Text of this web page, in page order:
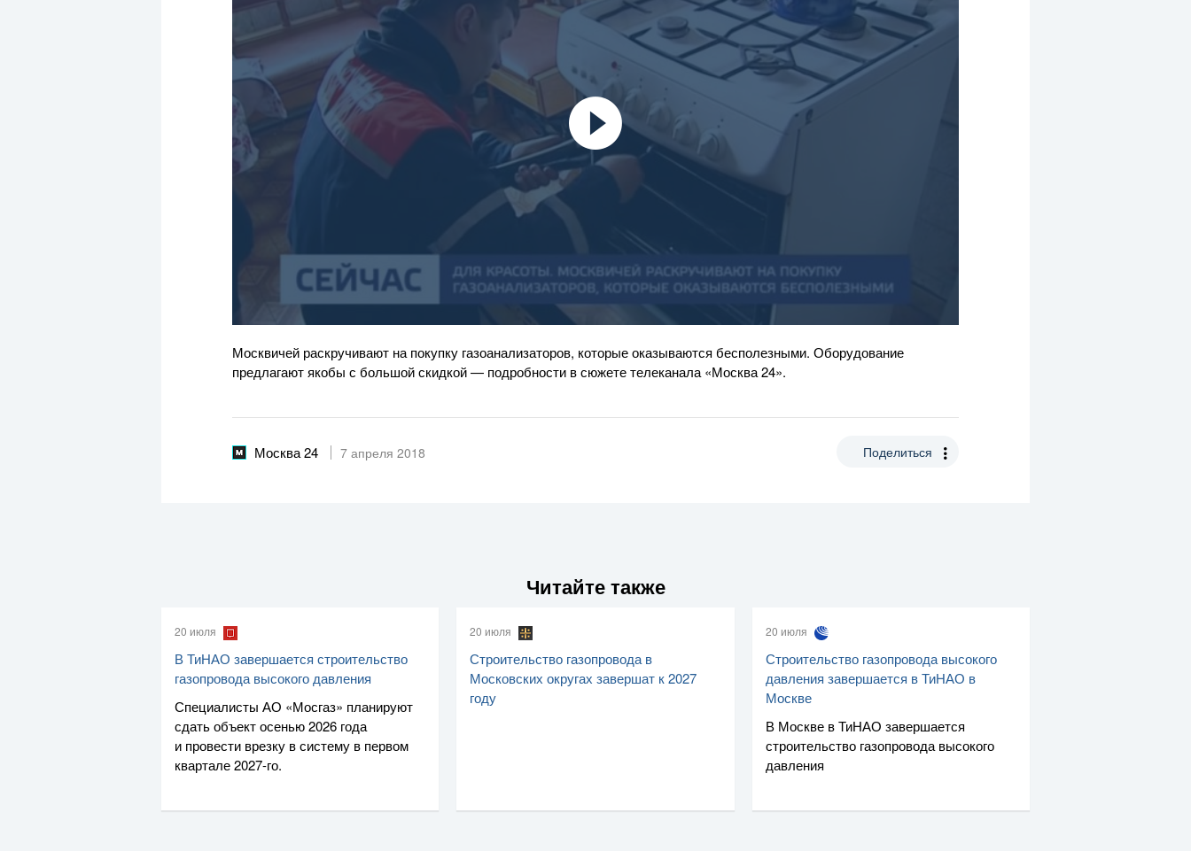
Москвичей раскручивают на покупку газоанализаторов, которые оказываются бесполезными. Оборудование
предлагают якобы с большой скидкой — подробности в сюжете телеканала «Москва 24».
Москва 24 7 апреля 2018 Поделиться
Читайте также
20 июля
В ТиНАО завершается строительство
газопровода высокого давления
Специалисты АО «Мосгаз» планируют
сдать объект осенью 2026 года
и провести врезку в систему в первом
квартале2027-го.
20 июля
Строительство газопровода в
Московских округах завершат к 2027
году
20 июля
Строительство газопровода высокого
давления завершается в ТиНАО в
Москве
В Москве в ТиНАО завершается
строительство газопровода высокого
давления